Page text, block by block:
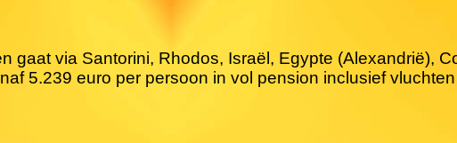
gaat via Santorini, Rhodos, Israël, Egypte (Alexandrië),
5.239 euro per persoon in vol pension inclusief